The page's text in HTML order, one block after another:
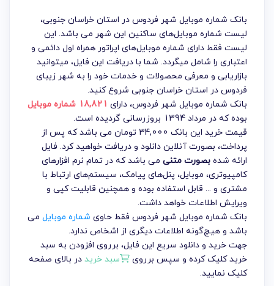
بانک شماره موبایل شهر فردوس در استان خراسان جنوبی،
لیست شماره موبایل‌های ساکنین این شهر می باشد. این
لیست فقط دارای شماره موبایل‌های اپراتور همراه اول دائمی و
اعتباری را شامل میگردد. شما با دریافت این فایل، میتوانید
بازاریابی و معرفی محصولات و خدمات خود را به شهر زیبای
فردوس در استان خراسان جنوبی شروع کنید.
بانک شماره موبایل شهر فردوس، دارای 18,821 شماره موبایل
بوده که در مرداد 1394 بروزرسانی گردیده است.
قیمت خرید این بانک 34,000 تومان می باشد که پس از
پرداخت، بصورت آنلاین دانلود و دریافت خواهید کرد. فایل
ارائه شدهبصورت متنی می باشد که در تمام نرم افزارهای
کامپیوتری، موبایل، پنل‌های پیامک، سیستم‌های ارتباط با
مشتری و ... قابل استفاده بوده و همچنین قابلیت کپی و
ویرایش اطلاعات خواهد داشت.
بانک شماره موبایل شهر فردوس فقط حاوی شماره موبایل می
باشد و هیچ‌گونه اطلاعات دیگری از اشخاص ندارد.
جهت خرید و دانلود سریع این فایل، برروی افزودن به سبد
خرید کلیک کرده و سپس برروی
سبد خریددر بالای صفحه
کلیک نمایید.